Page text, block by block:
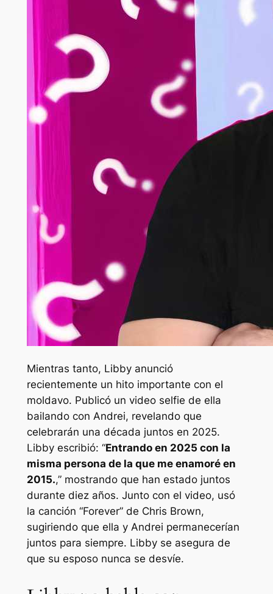
Mientras tanto, Libby anunció
recientemente un hito importante con el
moldavo. Publicó un video selfie de ella
bailando con Andrei, revelando que
celebrarán una década juntos en 2025.
Libby escribió: “Entrando en 2025 con la
misma persona de la que me enamoré en
2015.,” mostrando que han estado juntos
durante diez años. Junto con el video, usó
la canción “Forever” de Chris Brown,
sugiriendo que ella y Andrei permanecerían
juntos para siempre. Libby se asegura de
que su esposo nunca se desvíe.